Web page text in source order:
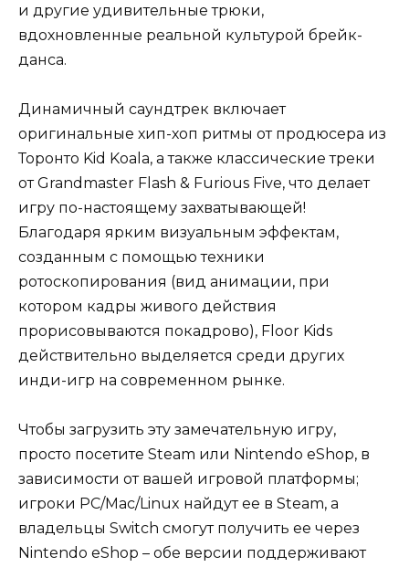
и другие удивительные трюки,
вдохновленные реальной культурой брейк-
данса.
Динамичный саундтрек включает
оригинальные хип-хоп ритмы от продюсера из
Торонто Kid Koala, а также классические треки
от Grandmaster Flash & Furious Five, что делает
игру по-настоящему захватывающей!
Благодаря ярким визуальным эффектам,
созданным с помощью техники
ротоскопирования (вид анимации, при
котором кадры живого действия
прорисовываются покадрово), Floor Kids
действительно выделяется среди других
инди-игр на современном рынке.
Чтобы загрузить эту замечательную игру,
просто посетите Steam или Nintendo eShop, в
зависимости от вашей игровой платформы;
игроки PC/Mac/Linux найдут ее в Steam, а
владельцы Switch смогут получить ее через
Nintendo eShop – обе версии поддерживают